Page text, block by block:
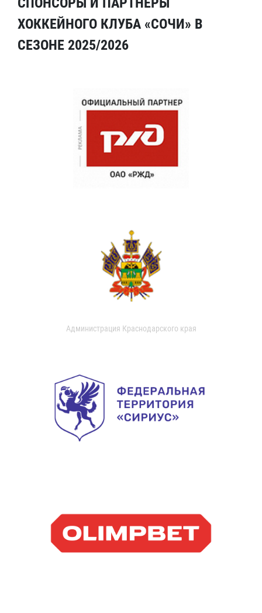
ХОККЕЙНОГО КЛУБА «СОЧИ» В
СЕЗОНЕ 2025/2026
Администрация Краснодарского края